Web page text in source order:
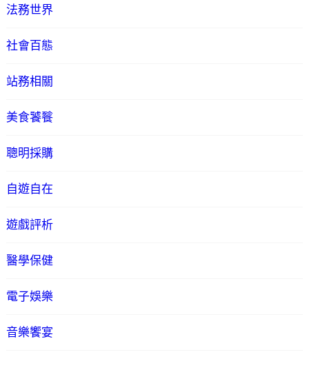
法務世界
社會百態
站務相關
美食饕餮
聰明採購
自遊自在
遊戲評析
醫學保健
電子娛樂
音樂饗宴